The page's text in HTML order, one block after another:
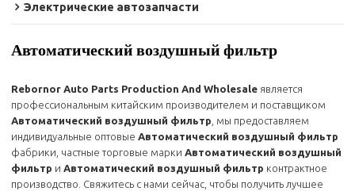
Электрические автозапчасти
Автоматический воздушный фильтр
Rebornor Auto Parts Production And Wholesale является
профессиональным китайским производителем и поставщиком
Автоматический воздушный фильтр , мы предоставляем
индивидуальные оптовыеАвтоматический воздушный фильтр
фабрики, частные торговые маркиАвтоматический воздушный
фильтр иАвтоматический воздушный фильтр контрактное
производство. Свяжитесь с нами сейчас, чтобы получить лучшее